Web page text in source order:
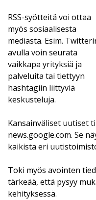
RSS-syötteitä voi ottaa
myös sosiaalisesta
mediasta. Esim.
avulla voin seurata
vaikkapa yrityksiä ja
palveluita tai tiettyyn
hashtagiin liittyviä
keskusteluja.
Kansainväliset uutiset
news.google.com. Se
kaikista eri
Toki myös avointen
tärkeää, että pysyy
kehityksessä.